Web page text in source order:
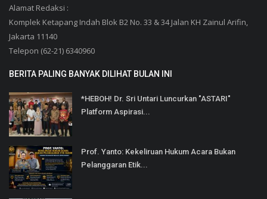
Alamat Redaksi :
Komplek Ketapang Indah Blok B2 No. 33 & 34 Jalan KH Zainul Arifin,
Jakarta 11140
Telepon (62-21) 6340960
BERITA PALING BANYAK DILIHAT BULAN INI
*HEBOH! Dr. Sri Untari Luncurkan "ASTARI"
Platform Aspirasi...
Prof. Yanto: Kekeliruan Hukum Acara Bukan
Pelanggaran Etik...